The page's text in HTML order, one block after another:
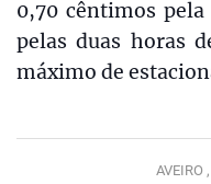
0,70 cêntimos
pelas duas horas
máximo de
AVEIRO ,